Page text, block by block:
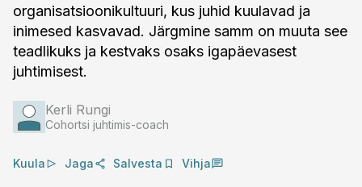
organisatsioonikultuuri, kus juhid kuulavad ja
inimesed kasvavad. Järgmine samm on muuta see
teadlikuks ja kestvaks osaks igapäevasest
juhtimisest.
Kerli Rungi
Cohortsi juhtimis-coach
Kuula Jaga Salvesta Vihja